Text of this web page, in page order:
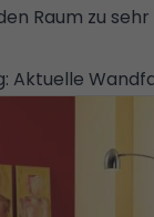
Raum zu
Aktuelle